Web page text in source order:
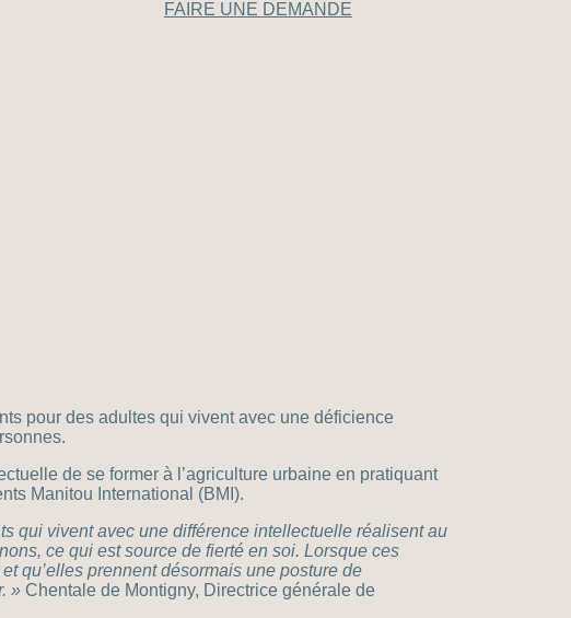
FAIRE UNE DEMANDE
pour des adultes qui vivent avec une déficience
de se former à l’agriculture urbaine en pratiquant
Manitou International (BMI).
qui vivent avec une différence intellectuelle réalisent au
ce qui est source de fierté en soi. Lorsque ces
qu’elles prennent désormais une posture de
» Chentale de Montigny, Directrice générale de